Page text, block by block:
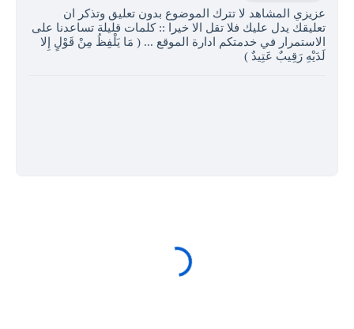
عزيزي المشاهد لا تترك الموضوع بدون تعليق وتذكر ان
تعليقك يدل عليك فلا تقل الا خيرا :: كلمات قليلة تساعدنا على
الاستمرار في خدمتكم ادارة الموقع ... ( مَا يَلْفِظُ مِنْ قَوْلٍ إِلا
لَدَيْهِ رَقِيبٌ عَتِيدٌ )